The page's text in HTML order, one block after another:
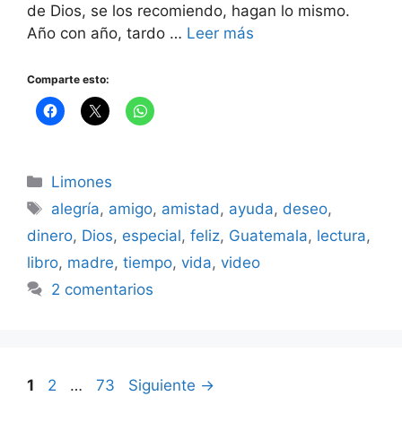
de Dios, se los recomiendo, hagan lo mismo.
Año con año, tardo … Leer más
Comparte esto:
Categorías
Limones
Etiquetas
alegría, amigo, amistad, ayuda, deseo,
dinero, Dios, especial, feliz, Guatemala, lectura,
libro, madre, tiempo, vida, video
2 comentarios
Página
1 Página
2 … Página
73 Siguiente →